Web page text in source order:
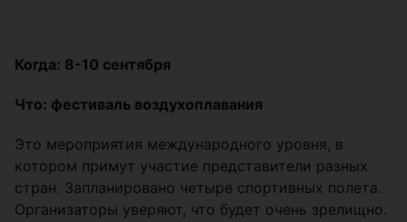
Когда: 8-10 сентября
Что: фестиваль воздухоплавания
Это мероприятия международного уровня, в
котором примут участие представители разных
стран. Запланировано четыре спортивных полета.
Организаторы уверяют, что будет очень зрелищно.